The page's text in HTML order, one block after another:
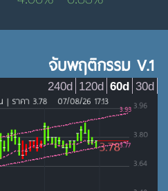
จับพฤติกรรม V.1
30d
60d
120d
240d